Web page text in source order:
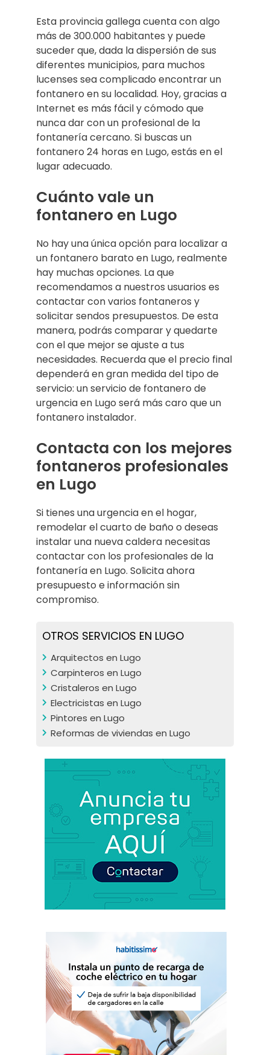
Esta provincia gallega cuenta con algo
más de 300.000 habitantes y puede
suceder que, dada la dispersión de sus
diferentes municipios, para muchos
lucenses sea complicado encontrar un
fontanero en su localidad. Hoy, gracias a
Internet es más fácil y cómodo que
nunca dar con un profesional de la
fontanería cercano. Si buscas un
fontanero 24 horas en Lugo, estás en el
lugar adecuado.
Cuánto vale un
fontanero en Lugo
No hay una única opción para localizar a
un fontanero barato en Lugo, realmente
hay muchas opciones. La que
recomendamos a nuestros usuarios es
contactar con varios fontaneros y
solicitar sendos presupuestos. De esta
manera, podrás comparar y quedarte
con el que mejor se ajuste a tus
necesidades. Recuerda que el precio final
dependerá en gran medida del tipo de
servicio: un servicio de fontanero de
urgencia en Lugo será más caro que un
fontanero instalador.
Contacta con los mejores
fontaneros profesionales
en Lugo
Si tienes una urgencia en el hogar,
remodelar el cuarto de baño o deseas
instalar una nueva caldera necesitas
contactar con los profesionales de la
fontanería en Lugo. Solicita ahora
presupuesto e información sin
compromiso.
OTROS SERVICIOS EN LUGO
Arquitectos en Lugo
Carpinteros en Lugo
Cristaleros en Lugo
Electricistas en Lugo
Pintores en Lugo
Reformas de viviendas en Lugo